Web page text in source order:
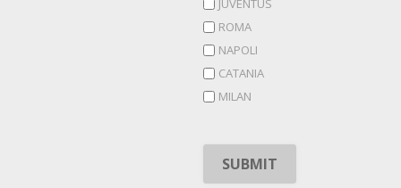
JUVENTUS
ROMA
NAPOLI
CATANIA
MILAN